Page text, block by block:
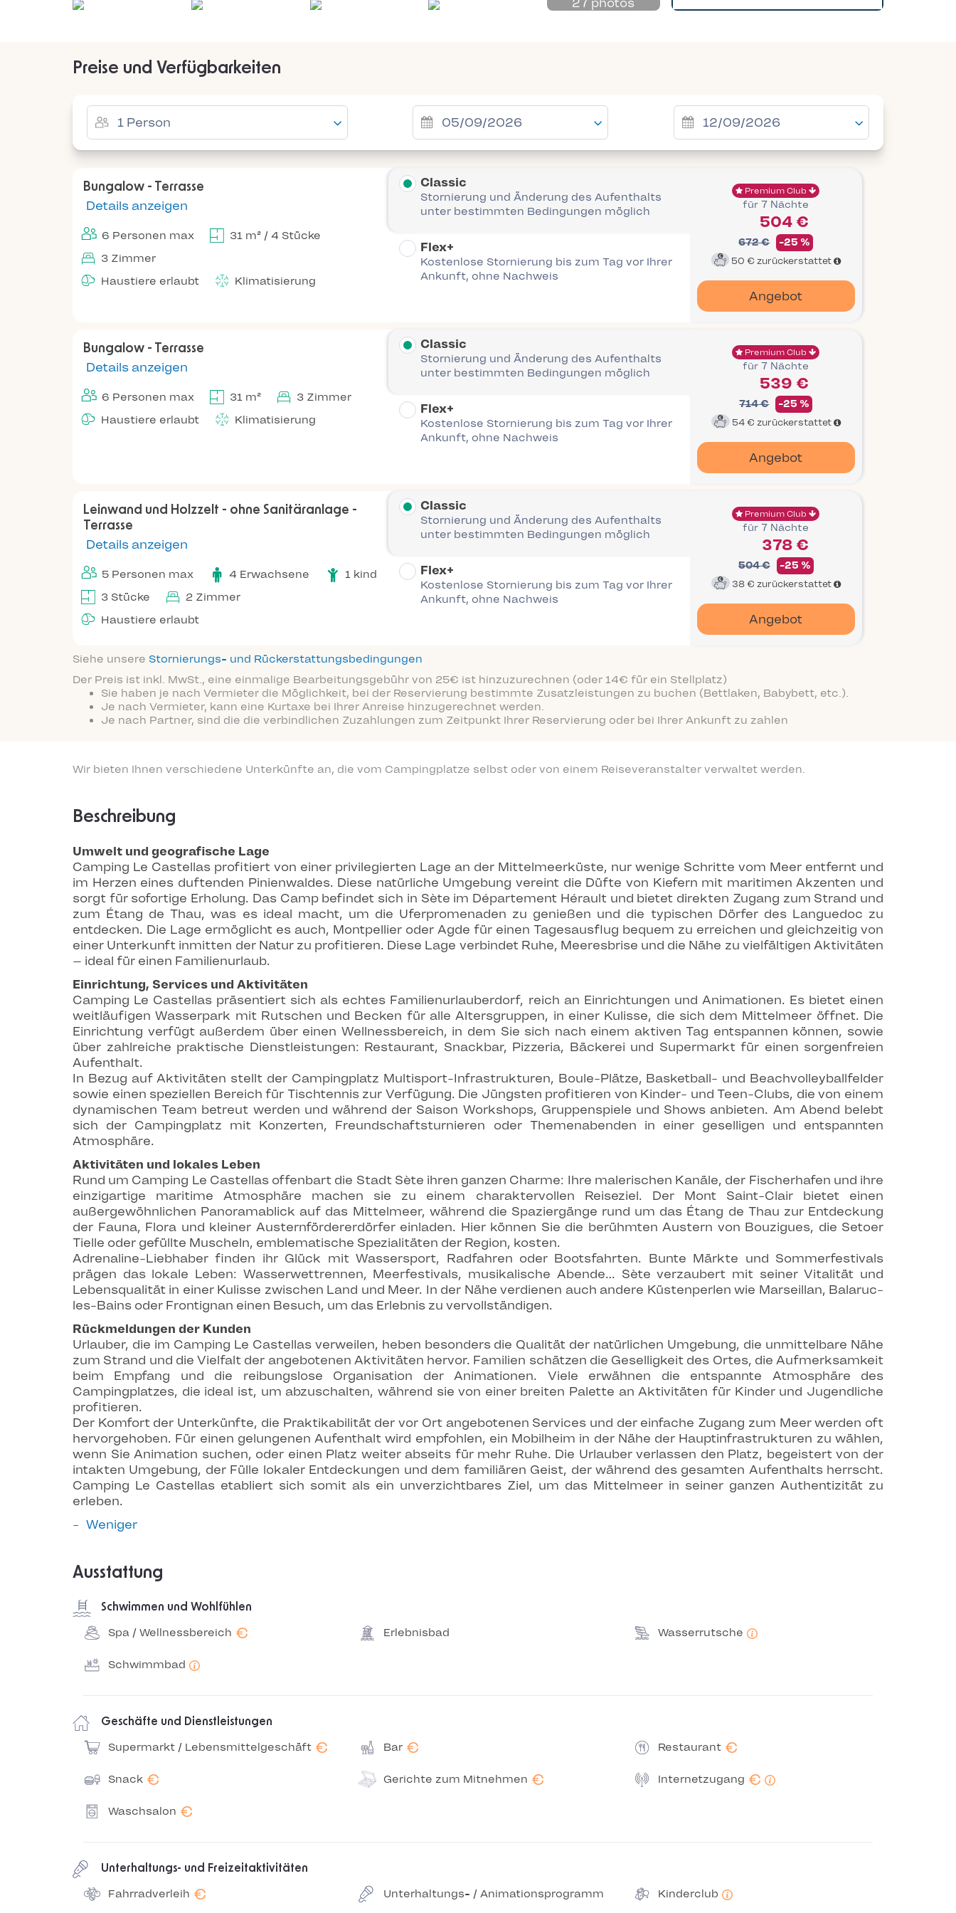
27 photos
Preise und Verfügbarkeiten
Bungalow - Terrasse
Details anzeigen
6 Personen max
31 m² / 4 Stücke
3 Zimmer
Haustiere erlaubt
Klimatisierung
Classic
Stornierung und Änderung des Aufenthalts
unter bestimmten Bedingungen möglich
Flex+
Kostenlose Stornierung bis zum Tag vor Ihrer
Ankunft, ohne Nachweis
Premium Club
für 7 Nächte
504 €
672 € -25 %
50 € zurückerstattet
Angebot
Bungalow - Terrasse
Details anzeigen
6 Personen max 31 m²
3 Zimmer
Haustiere erlaubt
Klimatisierung
Classic
Stornierung und Änderung des Aufenthalts
unter bestimmten Bedingungen möglich
Flex+
Kostenlose Stornierung bis zum Tag vor Ihrer
Ankunft, ohne Nachweis
Premium Club
für 7 Nächte
539 €
714 € -25 %
54 € zurückerstattet
Angebot
Leinwand und Holzzelt - ohne Sanitäranlage -
Terrasse
Details anzeigen
5 Personen max 4 Erwachsene
1 kind
3 Stücke
2 Zimmer
Haustiere erlaubt
Classic
Stornierung und Änderung des Aufenthalts
unter bestimmten Bedingungen möglich
Flex+
Kostenlose Stornierung bis zum Tag vor Ihrer
Ankunft, ohne Nachweis
Premium Club
für 7 Nächte
378 €
504 € -25 %
38 € zurückerstattet
Angebot
Siehe unsere Stornierungs- und Rückerstattungsbedingungen
Der Preis ist inkl. MwSt., eine einmalige Bearbeitungsgebühr von 25€ ist hinzuzurechnen (oder 14€ für ein Stellplatz)
Sie haben je nach Vermieter die Möglichkeit, bei der Reservierung bestimmte Zusatzleistungen zu buchen (Bettlaken, Babybett, etc.).
Je nach Vermieter, kann eine Kurtaxe bei Ihrer Anreise hinzugerechnet werden.
Je nach Partner, sind die die verbindlichen Zuzahlungen zum Zeitpunkt Ihrer Reservierung oder bei Ihrer Ankunft zu zahlen
Wir bieten Ihnen verschiedene Unterkünfte an, die vom Campingplatze selbst oder von einem Reiseveranstalter verwaltet werden.
Beschreibung
Umwelt und geografische Lage
Camping Le Castellas profitiert von einer privilegierten Lage an der Mittelmeerküste, nur wenige Schritte vom Meer entfernt und
im Herzen eines duftenden Pinienwaldes. Diese natürliche Umgebung vereint die Düfte von Kiefern mit maritimen Akzenten und
sorgt für sofortige Erholung. Das Camp befindet sich in Sète im Département Hérault und bietet direkten Zugang zum Strand und
zum Étang de Thau, was es ideal macht, um die Uferpromenaden zu genießen und die typischen Dörfer des Languedoc zu
entdecken. Die Lage ermöglicht es auch, Montpellier oder Agde für einen Tagesausflug bequem zu erreichen und gleichzeitig von
einer Unterkunft inmitten der Natur zu profitieren. Diese Lage verbindet Ruhe, Meeresbrise und die Nähe zu vielfältigen Aktivitäten
– ideal für einen Familienurlaub.
Einrichtung, Services und Aktivitäten
Camping Le Castellas präsentiert sich als echtes Familienurlauberdorf, reich an Einrichtungen und Animationen. Es bietet einen
weitläufigen Wasserpark mit Rutschen und Becken für alle Altersgruppen, in einer Kulisse, die sich dem Mittelmeer öffnet. Die
Einrichtung verfügt außerdem über einen Wellnessbereich, in dem Sie sich nach einem aktiven Tag entspannen können, sowie
über zahlreiche praktische Dienstleistungen: Restaurant, Snackbar, Pizzeria, Bäckerei und Supermarkt für einen sorgenfreien
Aufenthalt.
In Bezug auf Aktivitäten stellt der Campingplatz Multisport-Infrastrukturen, Boule-Plätze, Basketball- und Beachvolleyballfelder
sowie einen speziellen Bereich für Tischtennis zur Verfügung. Die Jüngsten profitieren von Kinder- und Teen-Clubs, die von einem
dynamischen Team betreut werden und während der Saison Workshops, Gruppenspiele und Shows anbieten. Am Abend belebt
sich der Campingplatz mit Konzerten, Freundschaftsturnieren oder Themenabenden in einer geselligen und entspannten
Atmosphäre.
Aktivitäten und lokales Leben
Rund um Camping Le Castellas offenbart die Stadt Sète ihren ganzen Charme: Ihre malerischen Kanäle, der Fischerhafen und ihre
einzigartige maritime Atmosphäre machen sie zu einem charaktervollen Reiseziel. Der Mont Saint-Clair bietet einen
außergewöhnlichen Panoramablick auf das Mittelmeer, während die Spaziergänge rund um das Étang de Thau zur Entdeckung
der Fauna, Flora und kleiner Austernfördererdörfer einladen. Hier können Sie die berühmten Austern von Bouzigues, die Setoer
Tielle oder gefüllte Muscheln, emblematische Spezialitäten der Region, kosten.
Adrenaline-Liebhaber finden ihr Glück mit Wassersport, Radfahren oder Bootsfahrten. Bunte Märkte und Sommerfestivals
prägen das lokale Leben: Wasserwettrennen, Meerfestivals, musikalische Abende… Sète verzaubert mit seiner Vitalität und
Lebensqualität in einer Kulisse zwischen Land und Meer. In der Nähe verdienen auch andere Küstenperlen wie Marseillan, Balaruc-
les-Bains oder Frontignan einen Besuch, um das Erlebnis zu vervollständigen.
Rückmeldungen der Kunden
Urlauber, die im Camping Le Castellas verweilen, heben besonders die Qualität der natürlichen Umgebung, die unmittelbare Nähe
zum Strand und die Vielfalt der angebotenen Aktivitäten hervor. Familien schätzen die Geselligkeit des Ortes, die Aufmerksamkeit
beim Empfang und die reibungslose Organisation der Animationen. Viele erwähnen die entspannte Atmosphäre des
Campingplatzes, die ideal ist, um abzuschalten, während sie von einer breiten Palette an Aktivitäten für Kinder und Jugendliche
profitieren.
Der Komfort der Unterkünfte, die Praktikabilität der vor Ort angebotenen Services und der einfache Zugang zum Meer werden oft
hervorgehoben. Für einen gelungenen Aufenthalt wird empfohlen, ein Mobilheim in der Nähe der Hauptinfrastrukturen zu wählen,
wenn Sie Animation suchen, oder einen Platz weiter abseits für mehr Ruhe. Die Urlauber verlassen den Platz, begeistert von der
intakten Umgebung, der Fülle lokaler Entdeckungen und dem familiären Geist, der während des gesamten Aufenthalts herrscht.
Camping Le Castellas etabliert sich somit als ein unverzichtbares Ziel, um das Mittelmeer in seiner ganzen Authentizität zu
erleben.
Weniger
Ausstattung
Schwimmen und Wohlfühlen
Spa / Wellnessbereich € Erlebnisbad Wasserrutsche
Schwimmbad
Geschäfte und Dienstleistungen
Supermarkt / Lebensmittelgeschäft € Bar € Restaurant €
Snack € Gerichte zum Mitnehmen € Internetzugang €
Waschsalon €
Unterhaltungs- und Freizeitaktivitäten
Fahrradverleih € Unterhaltungs- / Animationsprogramm Kinderclub